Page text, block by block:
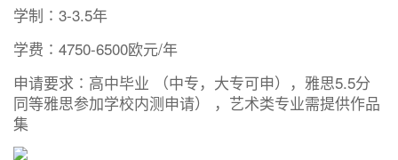
学制∶3-3.5年
学费∶4750-6500欧元/年
申请要求∶高中毕业 （中专，大专可申），雅思5.5分
同等雅思参加学校内测申请） ，艺术类专业需提供作品
集